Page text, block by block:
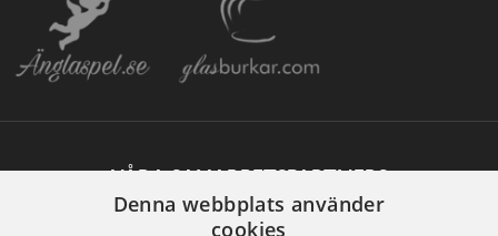
VÅRA SAMARBETSPARTNERS
Denna webbplats använder
cookies